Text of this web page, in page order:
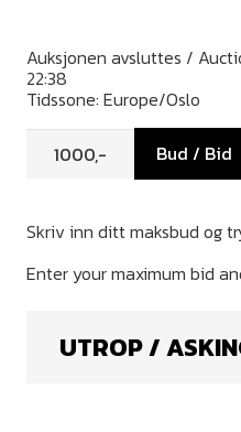
Auksjonen avsluttes /
22:38
Tidssone: Europe/Oslo
Bud / Bid
UTROP /